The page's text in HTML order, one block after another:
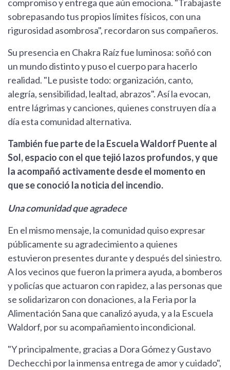
compromiso y entrega que aún emociona. "Trabajaste
sobrepasando tus propios límites físicos, con una
rigurosidad asombrosa", recordaron sus compañeros.
Su presencia en Chakra Raíz fue luminosa: soñó con
un mundo distinto y puso el cuerpo para hacerlo
realidad. "Le pusiste todo: organización, canto,
alegría, sensibilidad, lealtad, abrazos". Así la evocan,
entre lágrimas y canciones, quienes construyen día a
día esta comunidad alternativa.
También fue parte de la Escuela Waldorf Puente al
Sol, espacio con el que tejió lazos profundos, y que
la acompañó activamente desde el momento en
que se conoció la noticia del incendio.
Una comunidad que agradece
En el mismo mensaje, la comunidad quiso expresar
públicamente su agradecimiento a quienes
estuvieron presentes durante y después del siniestro.
A los vecinos que fueron la primera ayuda, a bomberos
y policías que actuaron con rapidez, a las personas que
se solidarizaron con donaciones, a la Feria por la
Alimentación Sana que canalizó ayuda, y a la Escuela
Waldorf, por su acompañamiento incondicional.
"Y principalmente, gracias a Dora Gómez y Gustavo
Dechecchi por la inmensa entrega de amor y cuidado",